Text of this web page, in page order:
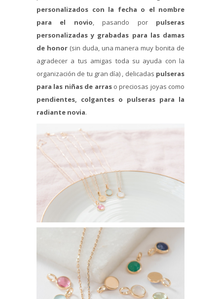
personalizados con la fecha o el nombre
para el novio, pasando por pulseras
personalizadas y grabadas para las damas
de honor(sin duda, una manera muy bonita de
agradecer a tus amigas toda su ayuda con la
organización de tu gran día) , delicadas pulseras
para las niñas de arraso preciosas joyas como
pendientes, colgantes o pulseras para la
radiante novia.